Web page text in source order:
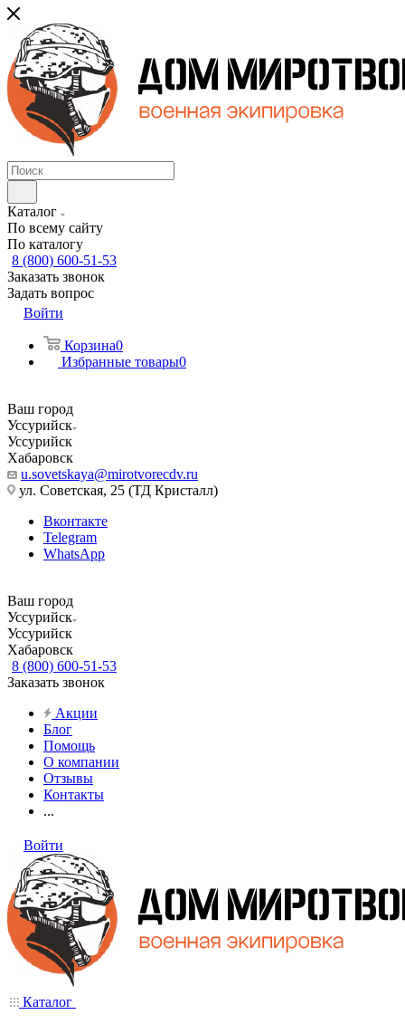
Каталог
По всему сайту
По каталогу
8 (800) 600-51-53
Заказать звонок
Задать вопрос
Войти
Корзина0
Избранные товары0
Ваш город
Уссурийск
Уссурийск
Хабаровск
u.sovetskaya@mirotvorecdv.ru
ул. Советская, 25 (ТД Кристалл)
Вконтакте
Telegram
WhatsApp
Ваш город
Уссурийск
Уссурийск
Хабаровск
8 (800) 600-51-53
Заказать звонок
Акции
Блог
Помощь
О компании
Отзывы
Контакты
...
Войти
Каталог